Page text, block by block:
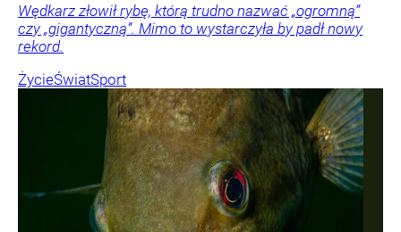
Wędkarz złowił rybę, którą trudno nazwać „ogromną”
czy „gigantyczną”. Mimo to wystarczyła by padł nowy
rekord.
ŻycieŚwiatSport